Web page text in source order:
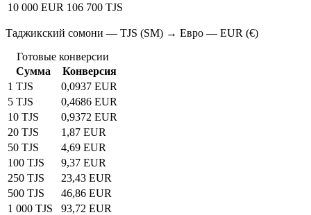
10 000 EUR 106 700 TJS
Таджикский сомони — TJS (SM) → Евро — EUR (€)
Готовые конверсии
Сумма
Конверсия
1 TJS
0,0937 EUR
5 TJS
0,4686 EUR
10 TJS
0,9372 EUR
20 TJS
1,87 EUR
50 TJS
4,69 EUR
100 TJS
9,37 EUR
250 TJS
23,43 EUR
500 TJS
46,86 EUR
1 000 TJS
93,72 EUR